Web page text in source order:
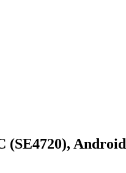
(SE4720), Android